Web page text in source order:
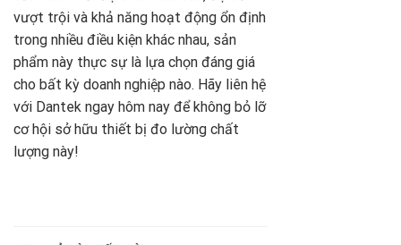
vượt trội và khả năng hoạt động ổn định
trong nhiều điều kiện khác nhau, sản
phẩm này thực sự là lựa chọn đáng giá
cho bất kỳ doanh nghiệp nào. Hãy liên hệ
với Dantek ngay hôm nay để không bỏ lỡ
cơ hội sở hữu thiết bị đo lường chất
lượng này!